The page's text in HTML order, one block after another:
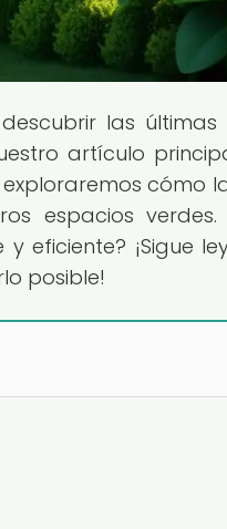
las últimas
artículo
exploraremos cómo
espacios
eficiente? ¡Sigue
posible!